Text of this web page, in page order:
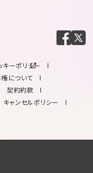
キーポリシー
権について
契約約款
キャンセルポリシー